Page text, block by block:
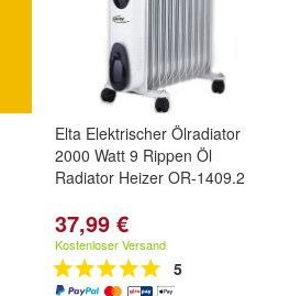
Elta Elektrischer Ölradiator
2000 Watt 9 Rippen Öl
Radiator Heizer OR-1409.2
37,99 €
Kostenloser Versand
5